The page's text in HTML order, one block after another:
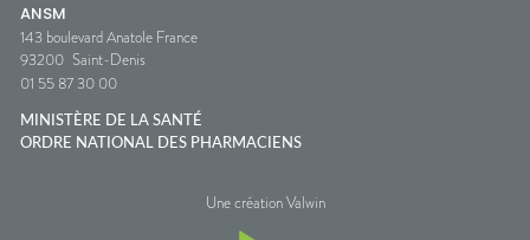
ANSM
143 boulevard Anatole France
93200 Saint-Denis
01 55 87 30 00
MINISTÈRE DE LA SANTÉ
ORDRE NATIONAL DES PHARMACIENS
Une création Valwin